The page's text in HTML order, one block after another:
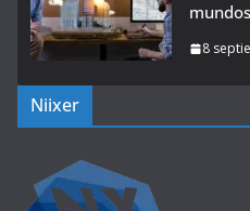
mundos
8
Niixer